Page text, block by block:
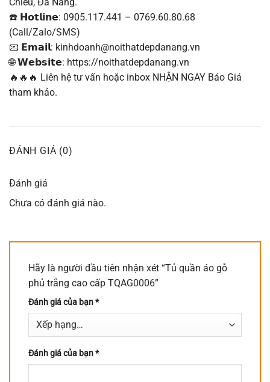
☎️ 𝗛𝗼𝘁𝗹𝗶𝗻𝗲: 0905.117.441 – 0769.60.80.68
(Call/Zalo/SMS)
📧 𝗘𝗺𝗮𝗶𝗹: kinhdoanh@noithatdepdanang.vn
🌐 𝗪𝗲𝗯𝘀𝗶𝘁𝗲: https://noithatdepdanang.vn
🔥🔥🔥 Liên hệ tư vấn hoặc inbox NHẬN NGAY Báo Giá
tham khảo.
ĐÁNH GIÁ (0)
Đánh giá
Chưa có đánh giá nào.
Hãy là người đầu tiên nhận xét “Tủ quần áo gỗ
phủ trắng cao cấp TQAG0006”
Đánh giá của bạn*
Đánh giá của bạn*